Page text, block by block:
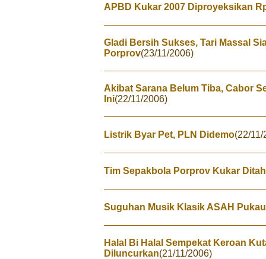
APBD Kukar 2007 Diproyeksikan
Gladi Bersih Sukses, Tari Massal
Porprov(23/11/2006)
Akibat Sarana Belum Tiba, Cabor
Ini(22/11/2006)
Listrik Byar Pet, PLN Didemo(22/11/
Tim Sepakbola Porprov Kukar
Suguhan Musik Klasik ASAH
Halal Bi Halal Sempekat Keroan
Diluncurkan(21/11/2006)